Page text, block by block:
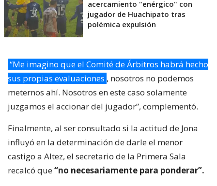
acercamiento "enérgico" con
jugador de Huachipato tras
polémica expulsión
“Me imagino que el Comité de Árbitros habrá hecho
sus propias evaluaciones , nosotros no podemos
meternos ahí. Nosotros en este caso solamente
juzgamos el accionar del jugador”, complementó.
Finalmente, al ser consultado si la actitud de Jona
influyó en la determinación de darle el menor
castigo a Altez, el secretario de la Primera Sala
recalcó que“no necesariamente para ponderar”.